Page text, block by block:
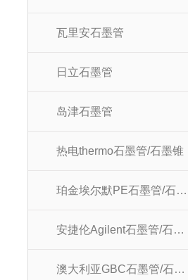
瓦里安石墨管
日立石墨管
岛津石墨管
热电thermo石墨管/石墨锥
珀金埃尔默PE石墨管/石墨锥
安捷伦Agilent石墨管/石墨锥
澳大利亚GBC石墨管/石墨锥